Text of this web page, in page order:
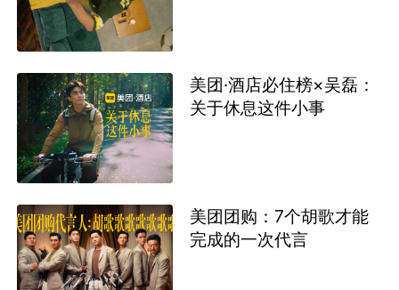
美团·酒店必住榜×吴磊：
关于休息这件小事
美团团购：7个胡歌才能
完成的一次代言